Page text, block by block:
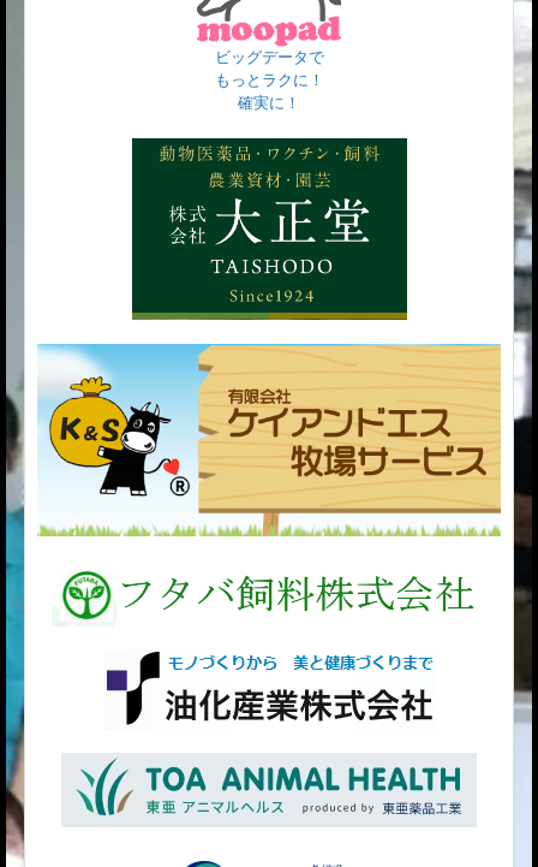
ビッグデータで
もっとラクに！
確実に！